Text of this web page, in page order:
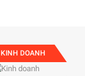
KINH DOANH